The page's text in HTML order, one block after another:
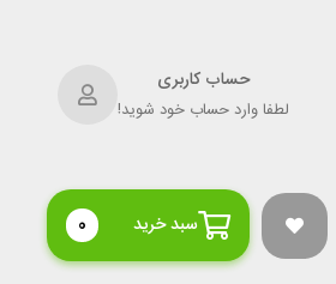
حساب کاربری
لطفا وارد حساب خود شوید!
سبد خرید 0